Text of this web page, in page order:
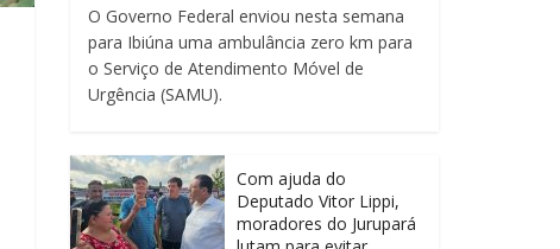
O Governo Federal enviou nesta semana
para Ibiúna uma ambulância zero km para
o Serviço de Atendimento Móvel de
Urgência (SAMU).
Com ajuda do
Deputado Vitor Lippi,
moradores do Jurupará